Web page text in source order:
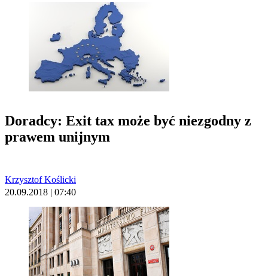
Doradcy: Exit tax może być niezgodny z
prawem unijnym
Krzysztof Koślicki
20.09.2018 | 07:40